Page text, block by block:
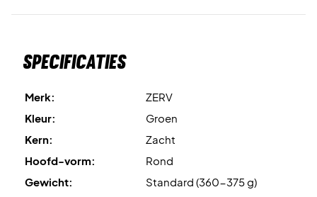
Specificaties
Merk:
ZERV
Kleur:
Groen
Kern:
Zacht
Hoofd-vorm:
Rond
Gewicht:
Standard (360-375 g)